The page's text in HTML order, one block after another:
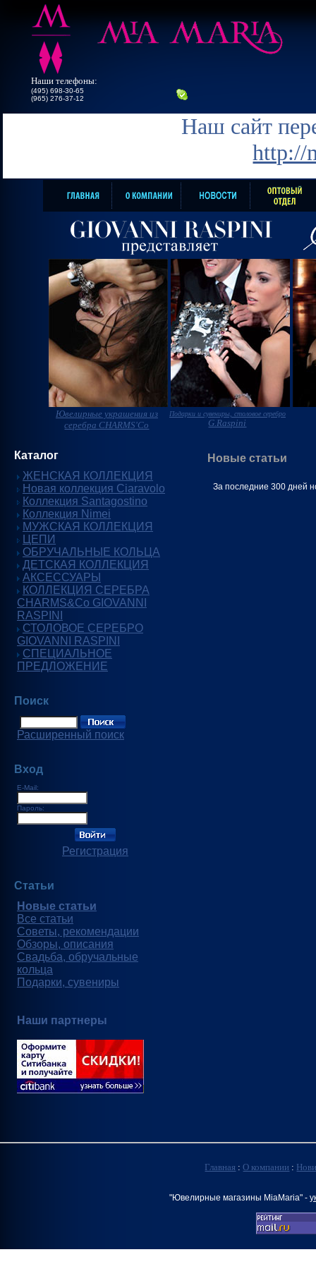
Наши телефоны:
(495) 698-30-65
(965) 276-37-12
Наш сайт
http://
Ювелирные украшения из
серебра CHARMS'Co
Подарки и сувениры, столовое серебро
G.Raspini
Каталог
ЖЕНСКАЯ КОЛЛЕКЦИЯ
Новая коллекция Ciaravolo
Коллекция Santagostino
Коллекция Nimei
МУЖСКАЯ КОЛЛЕКЦИЯ
ЦЕПИ
ОБРУЧАЛЬНЫЕ КОЛЬЦА
ДЕТСКАЯ КОЛЛЕКЦИЯ
АКСЕССУАРЫ
КОЛЛЕКЦИЯ СЕРЕБРА
CHARMS&Co GIOVANNI
RASPINI
СТОЛОВОЕ СЕРЕБРО
GIOVANNI RASPINI
СПЕЦИАЛЬНОЕ
ПРЕДЛОЖЕНИЕ
Поиск
Расширенный поиск
Вход
E-Mail:
Пароль:
Регистрация
Статьи
Новые статьи
Все статьи
Советы, рекомендации
Обзоры, описания
Свадьба, обручальные
кольца
Подарки, сувениры
Наши партнеры
Новые статьи
За последние 300 дней
Главная :О компании :
"Ювелирные магазины MiaMaria" -